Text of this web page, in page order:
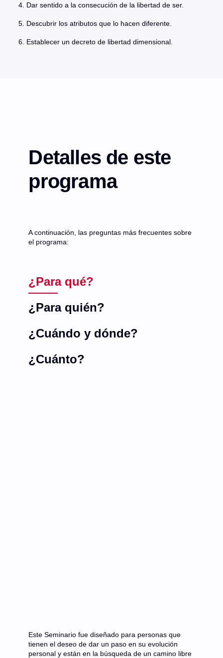
4. Dar sentido a la consecución de la libertad de ser.
5. Descubrir los atributos que lo hacen diferente.
6. Establecer un decreto de libertad dimensional.
Detalles de este
programa
A continuación, las preguntas más frecuentes sobre
el programa:
¿Para qué?
¿Para quién?
¿Cuándo y dónde?
¿Cuánto?
Este Seminario fue diseñado para personas que
tienen el deseo de dar un paso en su evolución
personal y están en la búsqueda de un camino libre